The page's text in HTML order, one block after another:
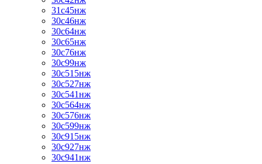
31с45нж
30с46нж
30с64нж
30с65нж
30с76нж
30с99нж
30с515нж
30с527нж
30с541нж
30с564нж
30с576нж
30с599нж
30с915нж
30с927нж
30с941нж